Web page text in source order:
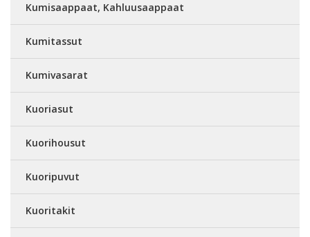
Kumisaappaat, Kahluusaappaat
Kumitassut
Kumivasarat
Kuoriasut
Kuorihousut
Kuoripuvut
Kuoritakit